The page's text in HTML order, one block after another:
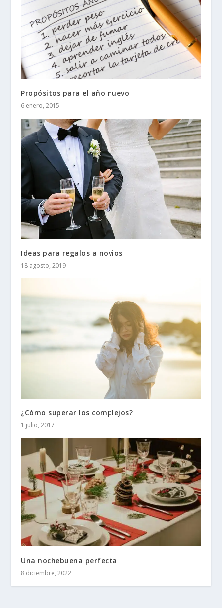
Propósitos para el año nuevo
6 enero, 2015
Ideas para regalos a novios
18 agosto, 2019
¿Cómo superar los complejos?
1 julio, 2017
Una nochebuena perfecta
8 diciembre, 2022